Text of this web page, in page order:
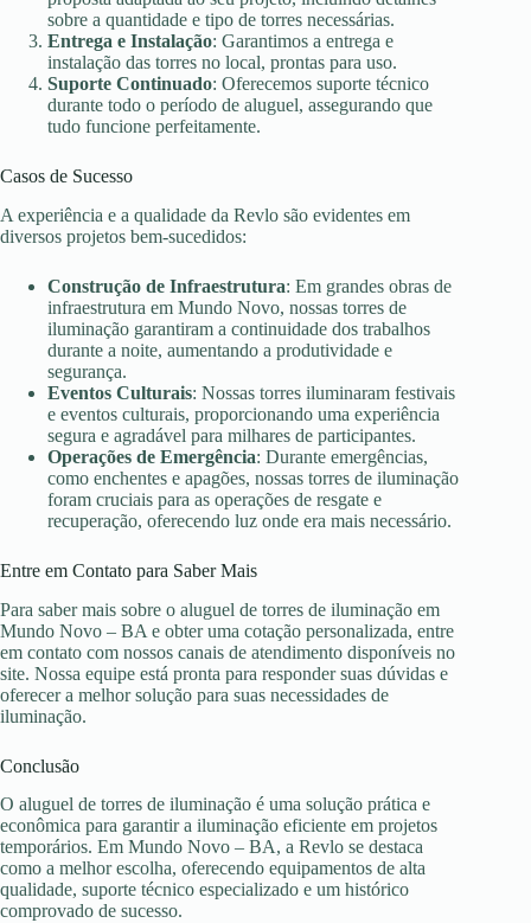
sobre a quantidade e tipo de torres necessárias.
Entrega e Instalação: Garantimos a entrega e
instalação das torres no local, prontas para uso.
Suporte Continuado: Oferecemos suporte técnico
durante todo o período de aluguel, assegurando que
tudo funcione perfeitamente.
Casos de Sucesso
A experiência e a qualidade da Revlo são evidentes em
diversos projetos bem-sucedidos:
Construção de Infraestrutura: Em grandes obras de
infraestrutura em Mundo Novo, nossas torres de
iluminação garantiram a continuidade dos trabalhos
durante a noite, aumentando a produtividade e
segurança.
Eventos Culturais: Nossas torres iluminaram festivais
e eventos culturais, proporcionando uma experiência
segura e agradável para milhares de participantes.
Operações de Emergência: Durante emergências,
como enchentes e apagões, nossas torres de iluminação
foram cruciais para as operações de resgate e
recuperação, oferecendo luz onde era mais necessário.
Entre em Contato para Saber Mais
Para saber mais sobre o aluguel de torres de iluminação em
Mundo Novo – BA e obter uma cotação personalizada, entre
em contato com nossos canais de atendimento disponíveis no
site. Nossa equipe está pronta para responder suas dúvidas e
oferecer a melhor solução para suas necessidades de
iluminação.
Conclusão
O aluguel de torres de iluminação é uma solução prática e
econômica para garantir a iluminação eficiente em projetos
temporários. Em Mundo Novo – BA, a Revlo se destaca
como a melhor escolha, oferecendo equipamentos de alta
qualidade, suporte técnico especializado e um histórico
comprovado de sucesso.